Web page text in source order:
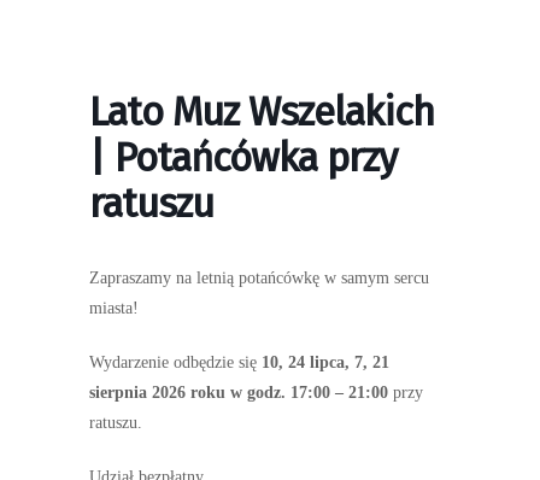
Lato Muz Wszelakich
| Potańcówka przy
ratuszu
Zapraszamy na letnią potańcówkę w samym sercu
miasta!
Wydarzenie odbędzie się 10, 24 lipca, 7, 21
sierpnia 2026 roku w godz. 17:00 – 21:00 przy
ratuszu.